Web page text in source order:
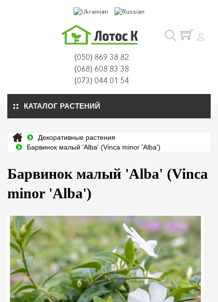
(050) 869 38 82
(068) 608 83 38
(073) 044 01 54
КАТАЛОГ РАСТЕНИЙ
Декоративные растения
Барвинок малый 'Alba' (Vinca minor 'Alba')
Барвинок малый 'Alba' (Vinca
minor 'Alba')